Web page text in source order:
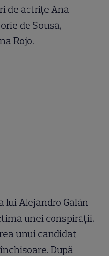
de actrițe Ana
de Sousa,
Rojo.
lui Alejandro Galán
unei conspirații.
unui candidat
După